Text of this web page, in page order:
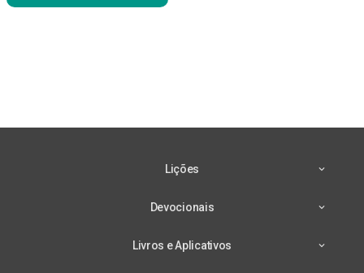
Lições
Devocionais
Livros e Aplicativos